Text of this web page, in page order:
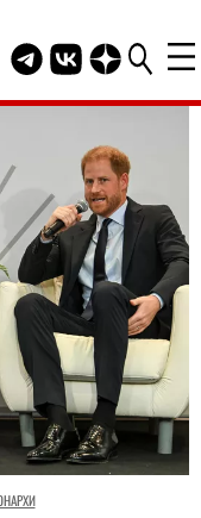
Telegram канал
Группа HELLO
Канал